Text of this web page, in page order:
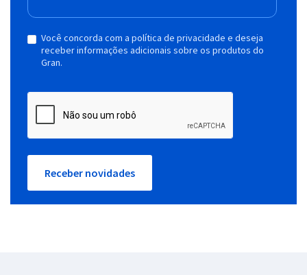
Você concorda com a política de privacidade e deseja
receber informações adicionais sobre os produtos do
Gran.
Receber novidades